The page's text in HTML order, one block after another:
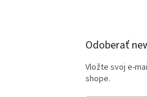
Odoberať
Vložte svoj e-
shope.